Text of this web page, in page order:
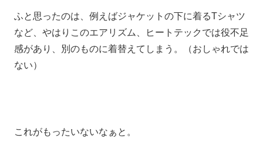
ふと思ったのは、例えばジャケットの下に着るTシャツ
など、やはりこのエアリズム、ヒートテックでは役不足
感があり、別のものに着替えてしまう。（おしゃれでは
ない）
これがもったいないなぁと。